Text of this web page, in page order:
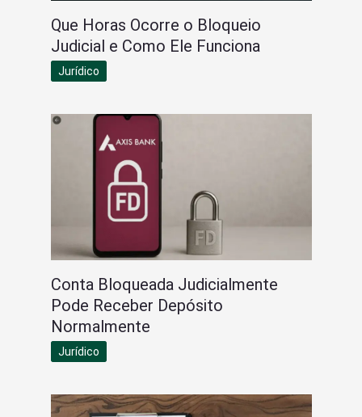
Que Horas Ocorre o Bloqueio
Judicial e Como Ele Funciona
Jurídico
Conta Bloqueada Judicialmente
Pode Receber Depósito
Normalmente
Jurídico